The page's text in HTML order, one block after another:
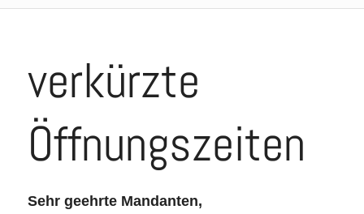
verkürzte
Öffnungszeiten
Sehr geehrte Mandanten,